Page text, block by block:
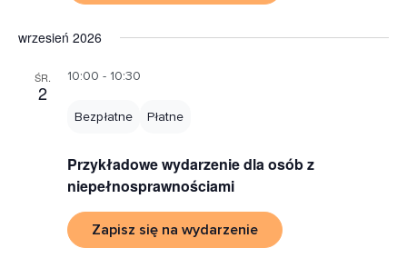
wrzesień 2026
ŚR.
2
10:00 - 10:30
Przykładowe wydarzenie dla osób z
niepełnosprawnościami
Bezpłatne Płatne
Zapisz się na wydarzenie